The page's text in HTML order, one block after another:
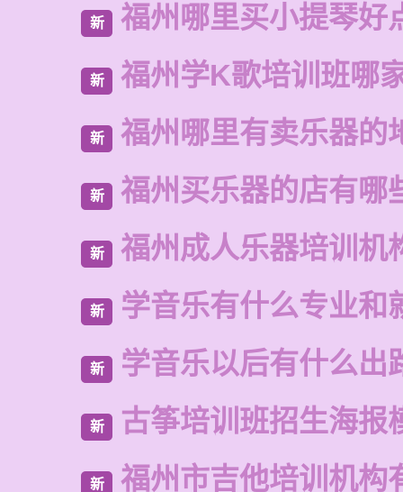
新 福州哪里买小提琴好
新 福州学K歌培训班哪
新 福州哪里有卖乐器的
新 福州买乐器的店有哪
新 福州成人乐器培训机
新 学音乐有什么专业和
新 学音乐以后有什么出
新 古筝培训班招生海报
新 福州市吉他培训机构